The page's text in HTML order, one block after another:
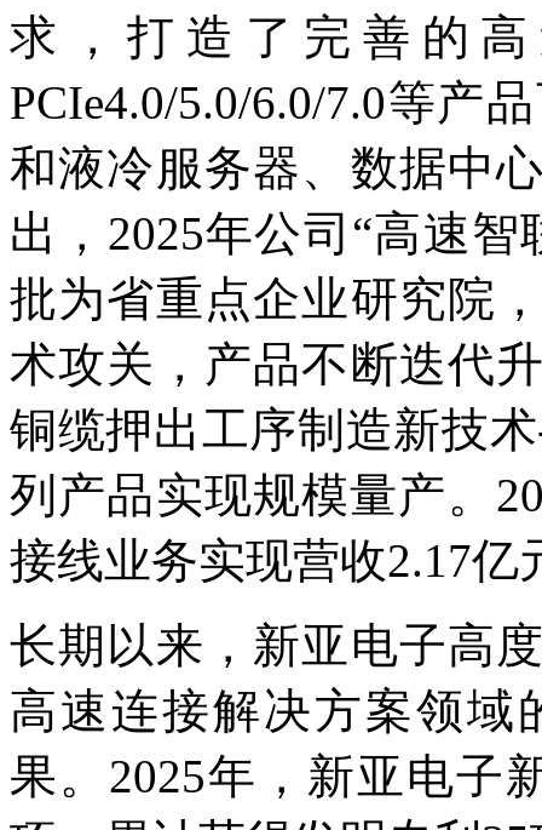
求，打造了完善的
PCIe4.0/5.0/6.0/7.0等产
和液冷服务器、数据中
出，2025年公司“高速
批为省重点企业研究院
术攻关，产品不断迭代
铜缆押出工序制造新技
列产品实现规模量产。
接线业务实现营收2.17亿
长期以来，新亚电子高
高速连接解决方案领域
果。2025年，新亚电子